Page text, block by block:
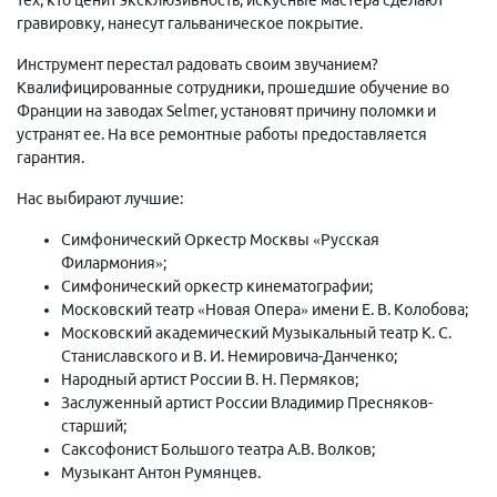
гравировку, нанесут гальваническое покрытие.
Инструмент перестал радовать своим звучанием?
Квалифицированные сотрудники, прошедшие обучение во
Франции на заводах Selmer, установят причину поломки и
устранят ее. На все ремонтные работы предоставляется
гарантия.
Нас выбирают лучшие:
Симфонический Оркестр Москвы «Русская
Филармония»;
Симфонический оркестр кинематографии;
Московский театр «Новая Опера» имени Е. В. Колобова;
Московский академический Музыкальный театр К. С.
Станиславского и В. И. Немировича-Данченко;
Народный артист России В. Н. Пермяков;
Заслуженный артист России Владимир Пресняков-
старший;
Саксофонист Большого театра А.В. Волков;
Музыкант Антон Румянцев.